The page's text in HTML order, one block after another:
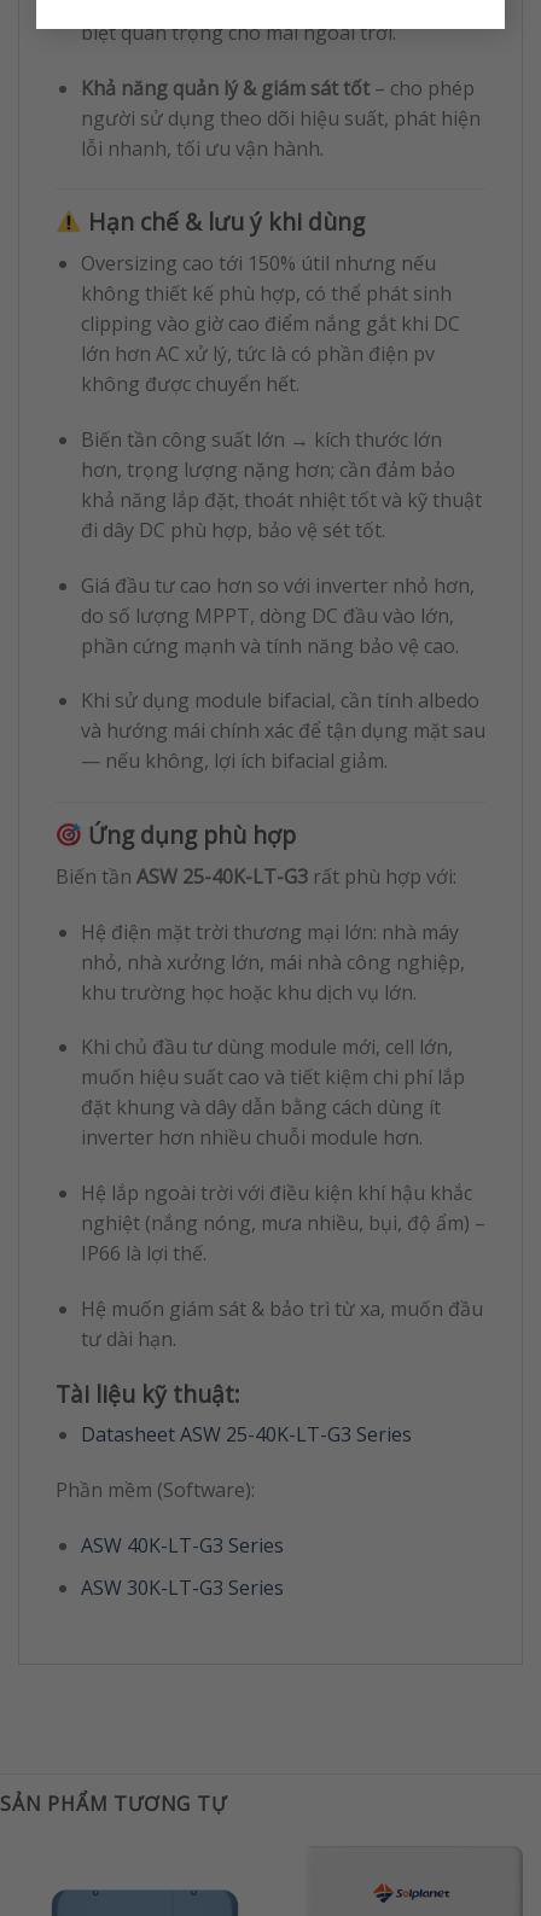
biệt quan trọng cho mái ngoài trời.
Khả năng quản lý & giám sát tốt– cho phép
người sử dụng theo dõi hiệu suất, phát hiện
lỗi nhanh, tối ưu vận hành.
Hạn chế & lưu ý khi dùng
Oversizing cao tới 150% útil nhưng nếu
không thiết kế phù hợp, có thể phát sinh
clipping vào giờ cao điểm nắng gắt khi DC
lớn hơn AC xử lý, tức là có phần điện pv
không được chuyển hết.
Biến tần công suất lớn → kích thước lớn
hơn, trọng lượng nặng hơn; cần đảm bảo
khả năng lắp đặt, thoát nhiệt tốt và kỹ thuật
đi dây DC phù hợp, bảo vệ sét tốt.
Giá đầu tư cao hơn so với inverter nhỏ hơn,
do số lượng MPPT, dòng DC đầu vào lớn,
phần cứng mạnh và tính năng bảo vệ cao.
Khi sử dụng module bifacial, cần tính albedo
và hướng mái chính xác để tận dụng mặt sau
— nếu không, lợi ích bifacial giảm.
Ứng dụng phù hợp
Biến tần ASW 25-40K-LT-G3 rất phù hợp với:
Hệ điện mặt trời thương mại lớn: nhà máy
nhỏ, nhà xưởng lớn, mái nhà công nghiệp,
khu trường học hoặc khu dịch vụ lớn.
Khi chủ đầu tư dùng module mới, cell lớn,
muốn hiệu suất cao và tiết kiệm chi phí lắp
đặt khung và dây dẫn bằng cách dùng ít
inverter hơn nhiều chuỗi module hơn.
Hệ lắp ngoài trời với điều kiện khí hậu khắc
nghiệt (nắng nóng, mưa nhiều, bụi, độ ẩm) –
IP66 là lợi thế.
Hệ muốn giám sát & bảo trì từ xa, muốn đầu
tư dài hạn.
Tài liệu kỹ thuật:
Datasheet ASW 25-40K-LT-G3 Series
Phần mềm (Software):
ASW 40K-LT-G3 Series
ASW 30K-LT-G3 Series
SẢN PHẨM TƯƠNG TỰ